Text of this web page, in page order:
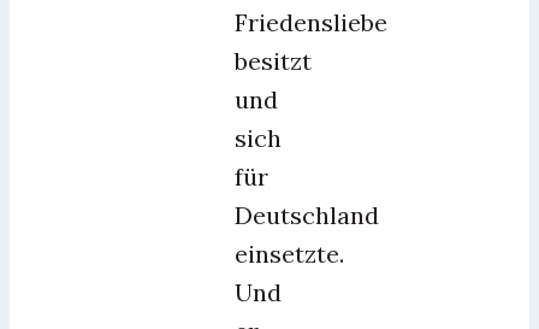
Friedensliebe
besitzt
und
sich
für
Deutschland
einsetzte.
Und